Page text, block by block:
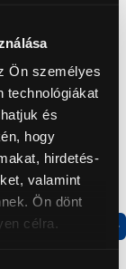
Ön személyes
technológiákat
és
hogy
hirdetés-
valamint
Ön dönt
célra.